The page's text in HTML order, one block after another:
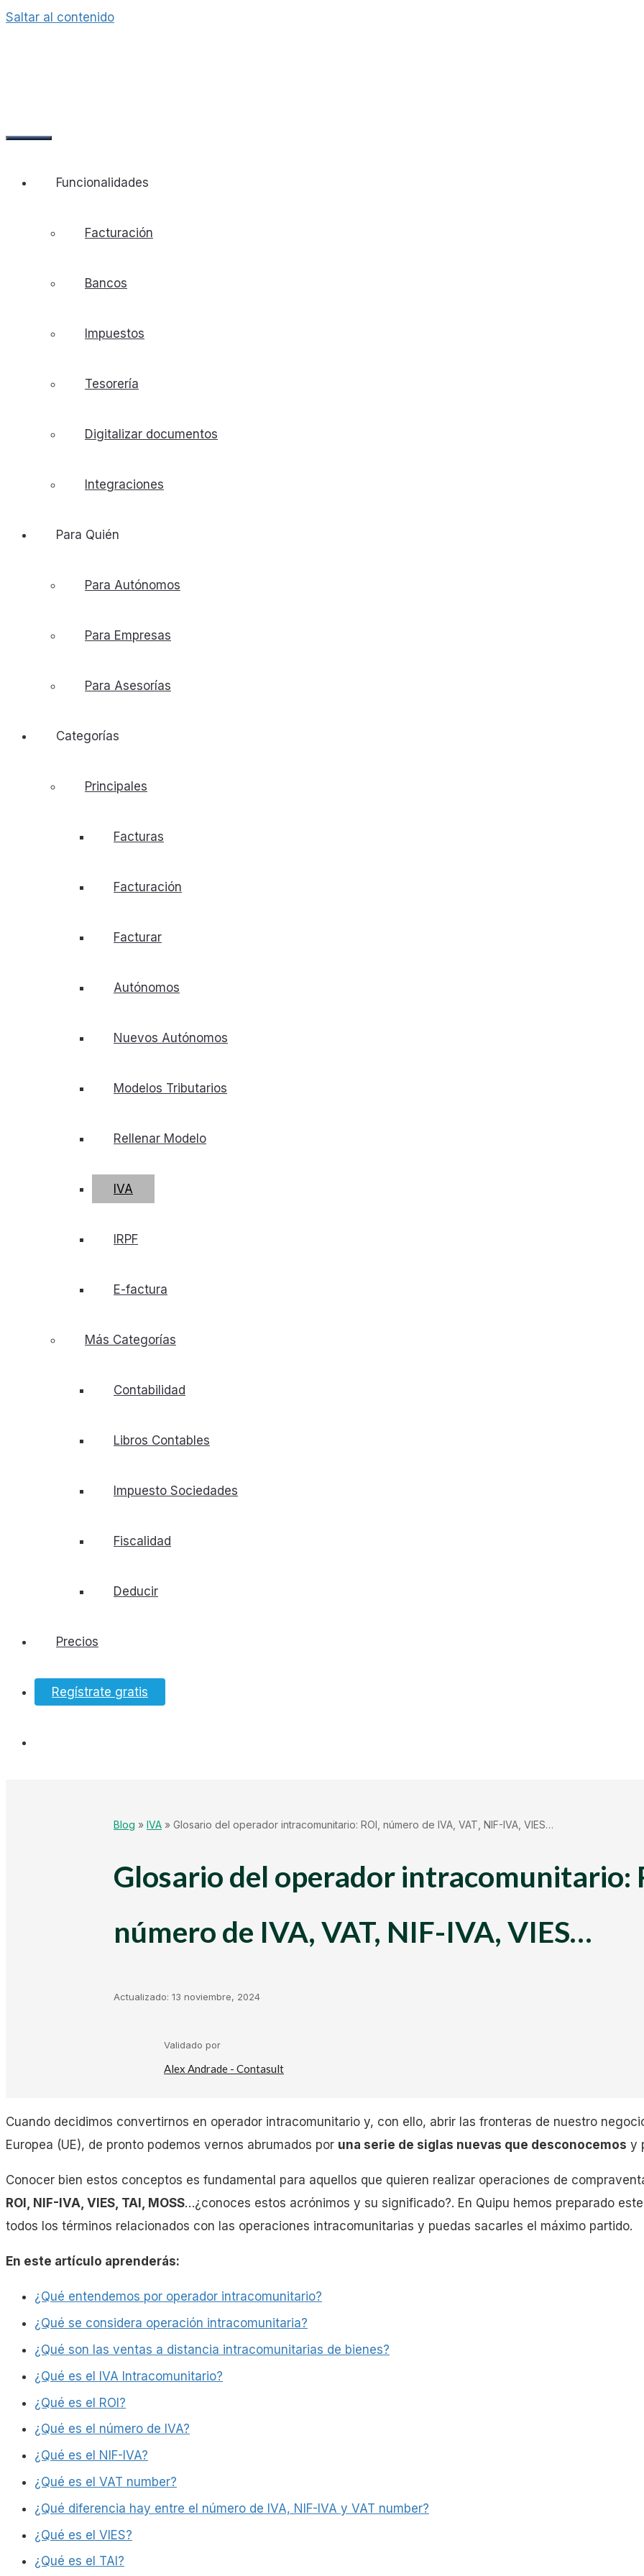
Saltar al contenido
Funcionalidades
Facturación
Bancos
Impuestos
Tesorería
Digitalizar documentos
Integraciones
Para Quién
Para Autónomos
Para Empresas
Para Asesorías
Categorías
Principales
Facturas
Facturación
Facturar
Autónomos
Nuevos Autónomos
Modelos Tributarios
Rellenar Modelo
IVA
IRPF
E-factura
Más Categorías
Contabilidad
Libros Contables
Impuesto Sociedades
Fiscalidad
Deducir
Bancos
Kit Digital
Plantillas Facturación
Plantillas Negocio
Gestorías
Laboral
Precios
Regístrate gratis
Blog » IVA » Glosario del operador intracomunitario: ROI, número de IVA, VAT, NIF-IVA, VIES…
Glosario del operador intracomunitario:
número de IVA, VAT, NIF-IVA, VIES…
Actualizado: 13 noviembre, 2024
Validado por
Alex Andrade - Contasult
Cuando decidimos convertirnos en operador intracomunitario y, con ello, abrir las fronteras de nuestro
Europea (UE), de pronto podemos vernos abrumados por una serie de siglas nuevas que desconocemos y
Conocer bien estos conceptos es fundamental para aquellos que quieren realizar operaciones de
ROI, NIF-IVA, VIES, TAI, MOSS…¿conoces estos acrónimos y su significado?. En Quipu hemos preparado
todos los términos relacionados con las operaciones intracomunitarias y puedas sacarles el máximo partido.
En este artículo aprenderás:
¿Qué entendemos por operador intracomunitario?
¿Qué se considera operación intracomunitaria?
¿Qué son las ventas a distancia intracomunitarias de bienes?
¿Qué es el IVA Intracomunitario?
¿Qué es el ROI?
¿Qué es el número de IVA?
¿Qué es el NIF-IVA?
¿Qué es el VAT number?
¿Qué diferencia hay entre el número de IVA, NIF-IVA y VAT number?
¿Qué es el VIES?
¿Qué es el TAI?